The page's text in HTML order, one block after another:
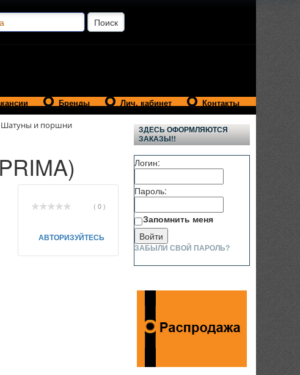
Бренды Лич. кабинет Контакты
Шатуны и поршни
( 0 )
АВТОРИЗУЙТЕСЬ
ЗДЕСЬ ОФОРМЛЯЮТСЯ
ЗАКАЗЫ!!
Логин:
Пароль:
Запомнить меня
ЗАБЫЛИ СВОЙ ПАРОЛЬ?